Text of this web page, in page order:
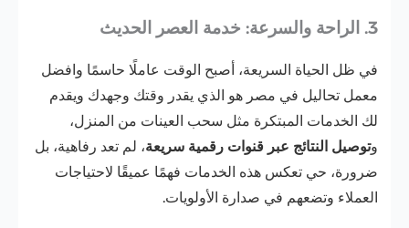
3. الراحة والسرعة: خدمة العصر الحديث
في ظل الحياة السريعة، أصبح الوقت عاملًا حاسمًا وافضل
معمل تحاليل في مصر هو الذي يقدر وقتك وجهدك ويقدم
لك الخدمات المبتكرة مثل سحب العينات من المنزل،
وتوصيل النتائج عبر قنوات رقمية سريعة، لم تعد رفاهية، بل
ضرورة، حي تعكس هذه الخدمات فهمًا عميقًا لاحتياجات
العملاء وتضعهم في صدارة الأولويات.